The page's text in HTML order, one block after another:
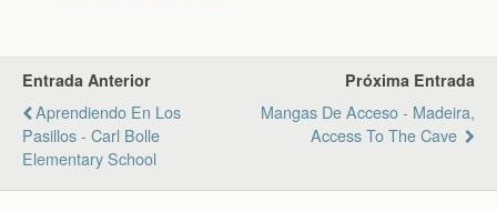
Entrada Anterior
Aprendiendo En Los
Pasillos - Carl Bolle
Elementary School
Próxima Entrada
Mangas De Acceso - Madeira,
Access To The Cave